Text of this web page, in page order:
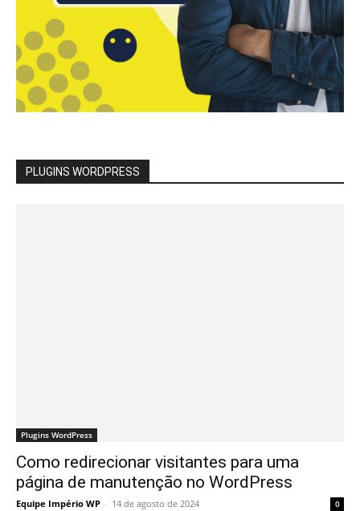
PLUGINS WORDPRESS
Plugins WordPress
Como redirecionar visitantes para uma
página de manutenção no WordPress
Equipe Império WP - 14 de agosto de 2024 0